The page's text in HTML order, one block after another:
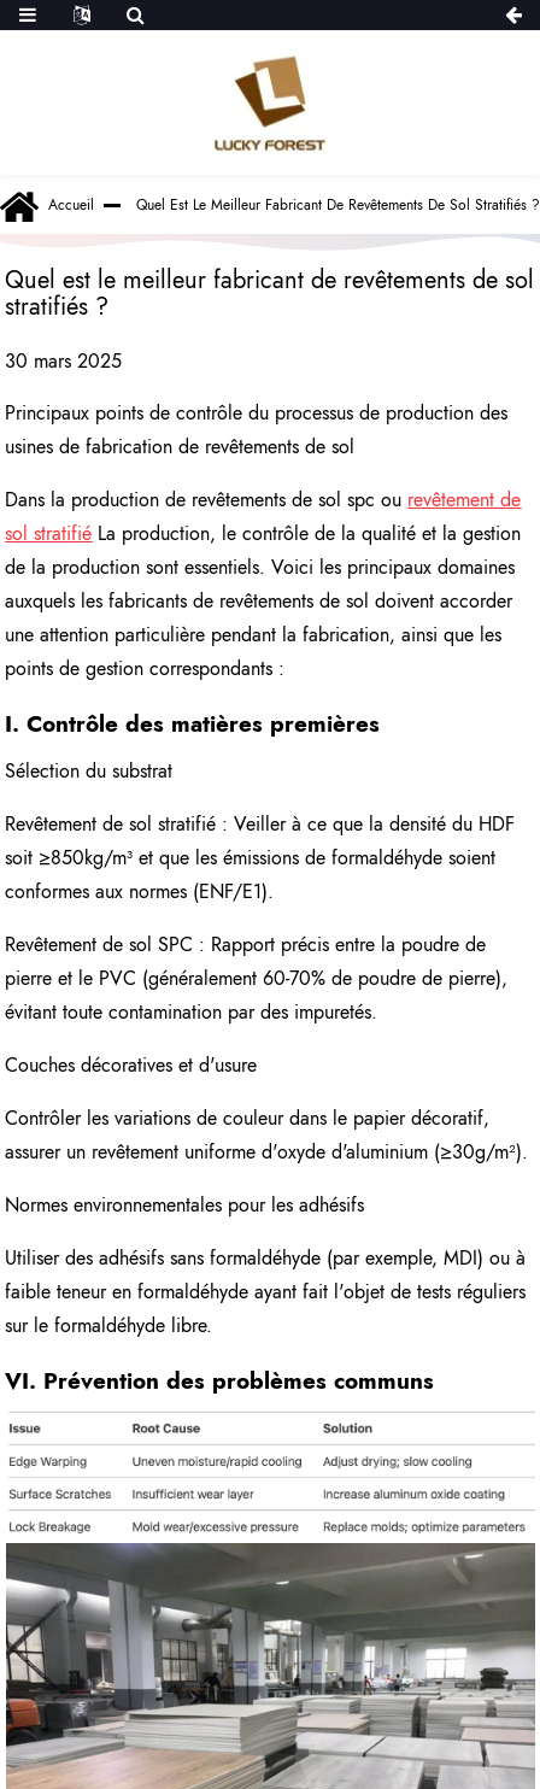
Accueil Quel Est Le Meilleur Fabricant De Revêtements De Sol Stratifiés ?
Quel est le meilleur fabricant de revêtements de sol
stratifiés ?
30 mars 2025
Principaux points de contrôle du processus de production des
usines de fabrication de revêtements de sol
Dans la production de revêtements de sol spc ou revêtement de
sol stratifié La production, le contrôle de la qualité et la gestion
de la production sont essentiels. Voici les principaux domaines
auxquels les fabricants de revêtements de sol doivent accorder
une attention particulière pendant la fabrication, ainsi que les
points de gestion correspondants :
I. Contrôle des matières premières
Sélection du substrat
Revêtement de sol stratifié : Veiller à ce que la densité du HDF
soit ≥850kg/m³ et que les émissions de formaldéhyde soient
conformes aux normes (ENF/E1).
Revêtement de sol SPC : Rapport précis entre la poudre de
pierre et le PVC (généralement 60-70% de poudre de pierre),
évitant toute contamination par des impuretés.
Couches décoratives et d'usure
Contrôler les variations de couleur dans le papier décoratif,
assurer un revêtement uniforme d'oxyde d'aluminium (≥30g/m²).
Normes environnementales pour les adhésifs
Utiliser des adhésifs sans formaldéhyde (par exemple, MDI) ou à
faible teneur en formaldéhyde ayant fait l'objet de tests réguliers
sur le formaldéhyde libre.
VI. Prévention des problèmes communs